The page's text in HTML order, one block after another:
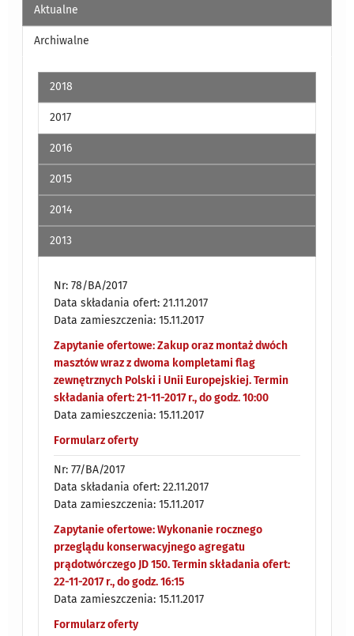
Aktualne
Archiwalne
2018
2017
2016
2015
2014
2013
Nr: 78/BA/2017
Data składania ofert: 21.11.2017
Data zamieszczenia: 15.11.2017
Zapytanie ofertowe: Zakup oraz montaż dwóch
masztów wraz z dwoma kompletami flag
zewnętrznych Polski i Unii Europejskiej. Termin
składania ofert: 21-11-2017 r., do godz. 10:00
Data zamieszczenia: 15.11.2017
Formularz oferty
Nr: 77/BA/2017
Data składania ofert: 22.11.2017
Data zamieszczenia: 15.11.2017
Zapytanie ofertowe: Wykonanie rocznego
przeglądu konserwacyjnego agregatu
prądotwórczego JD 150. Termin składania ofert:
22-11-2017 r., do godz. 16:15
Data zamieszczenia: 15.11.2017
Formularz oferty